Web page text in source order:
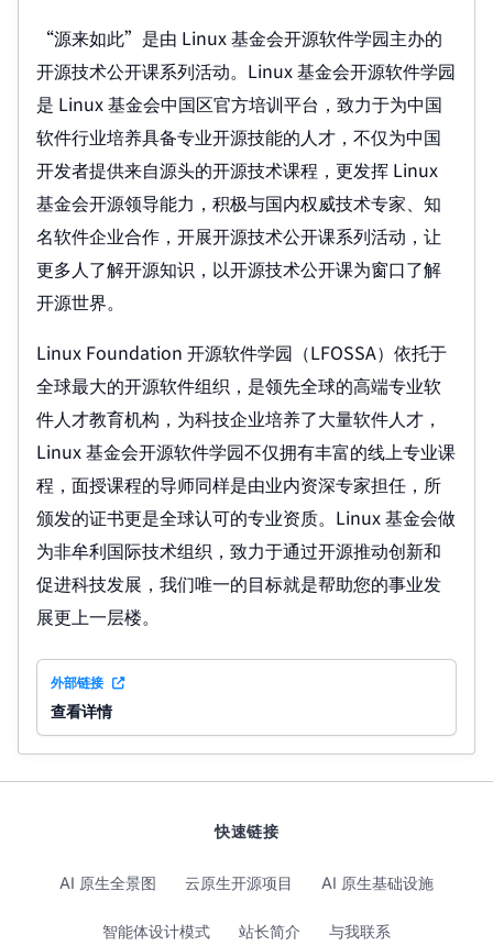
“源来如此”是由 Linux 基金会开源软件学园主办的
开源技术公开课系列活动。Linux 基金会开源软件学园
是 Linux 基金会中国区官方培训平台，致力于为中国
软件行业培养具备专业开源技能的人才，不仅为中国
开发者提供来自源头的开源技术课程，更发挥 Linux
基金会开源领导能力，积极与国内权威技术专家、知
名软件企业合作，开展开源技术公开课系列活动，让
更多人了解开源知识，以开源技术公开课为窗口了解
开源世界。
Linux Foundation 开源软件学园（LFOSSA）依托于
全球最大的开源软件组织，是领先全球的高端专业软
件人才教育机构，为科技企业培养了大量软件人才，
Linux 基金会开源软件学园不仅拥有丰富的线上专业课
程，面授课程的导师同样是由业内资深专家担任，所
颁发的证书更是全球认可的专业资质。Linux 基金会做
为非牟利国际技术组织，致力于通过开源推动创新和
促进科技发展，我们唯一的目标就是帮助您的事业发
展更上一层楼。
外部链接
查看详情
快速链接
AI 原生全景图 云原生开源项目 AI 原生基础设施
智能体设计模式 站长简介 与我联系